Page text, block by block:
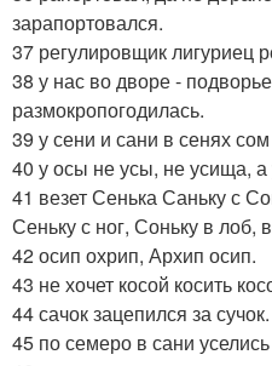
зарапортовался.
37 регулировщик лигуриец
38 у нас во дворе -
размокропогодилась.
39 у сени и сани в сенях
40 у осы не усы, не усища, а
41 везет Сенька Саньку с
Сеньку с ног, Соньку в лоб,
42 осип охрип, Архип осип.
43 не хочет косой косить
44 сачок зацепился за сучок.
45 по семеро в сани